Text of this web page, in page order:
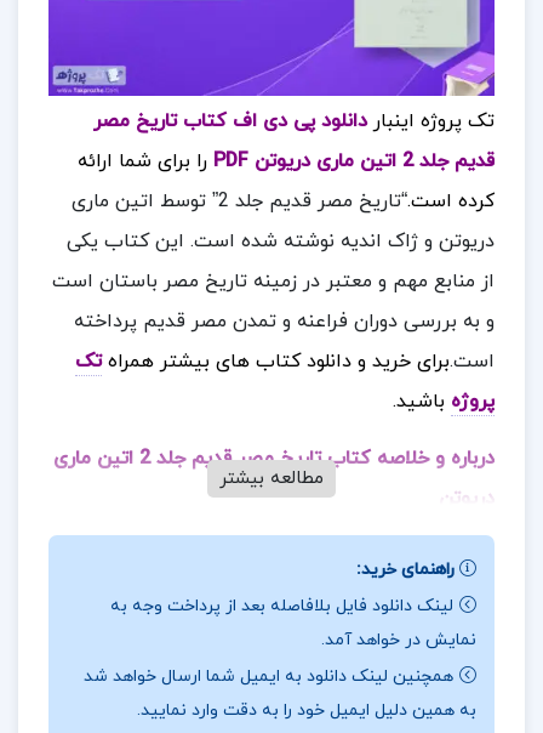
تک پروژه اینبار دانلود پی دی اف کتاب تاریخ مصر
قدیم جلد 2 اتین ماری دریوتن PDF
را برای شما ارائه
کرده است.“تاریخ مصر قدیم جلد 2” توسط
اتین ماری
دریوتن و ژاک اندیه نوشته شده است. این کتاب یکی
از منابع مهم و معتبر در زمینه تاریخ مصر باستان است
و به بررسی دوران فراعنه و تمدن مصر قدیم پرداخته
است.برای خرید و دانلود کتاب های بیشتر همراهتک
پروژه باشید.
درباره و خلاصه کتاب تاریخ مصر قدیم جلد 2 اتین ماری
دریوتن
این کتاب یکی از منابع معتبر و جامع در زمینه تاریخ
مصر باستان است. نویسندگان آن، اتین ماری دریوتن و
ژاک اندیه، از پژوهشگران برجسته در این زمینه هستند
و مطالب کتاب بجلد دوم این کتاب به دوره‌های میانه و
امپراتوری جدید مصر پرداخته و جنبه‌های مختلف
مطالعه بیشتر
راهنمای خرید:
لینک دانلود فایل بلافاصله بعد از پرداخت وجه به
نمایش در خواهد آمد.
همچنین لینک دانلود به ایمیل شما ارسال خواهد شد
به همین دلیل ایمیل خود را به دقت وارد نمایید.